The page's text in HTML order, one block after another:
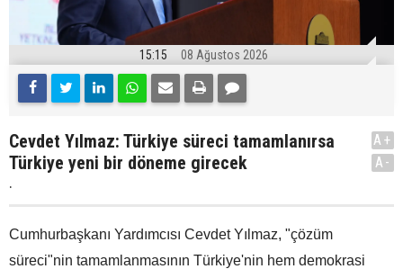
15:15 08 Ağustos 2026
Cevdet Yılmaz: Türkiye süreci tamamlanırsa
Türkiye yeni bir döneme girecek
.
A+
A-
Cumhurbaşkanı Yardımcısı Cevdet Yılmaz, "çözüm
süreci"nin tamamlanmasının Türkiye'nin hem demokrasi